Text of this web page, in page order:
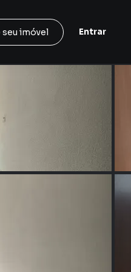
seu imóvel Entrar